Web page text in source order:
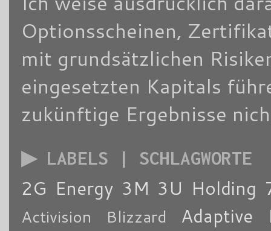
Optionsscheinen,
mit grundsätzlichen
eingesetzten Kapitals
zukünftige Ergebnisse
▶ LABELS | SCHLAGWORTE
2G Energy 3M 3U Holding
Activision Blizzard
Adaptive